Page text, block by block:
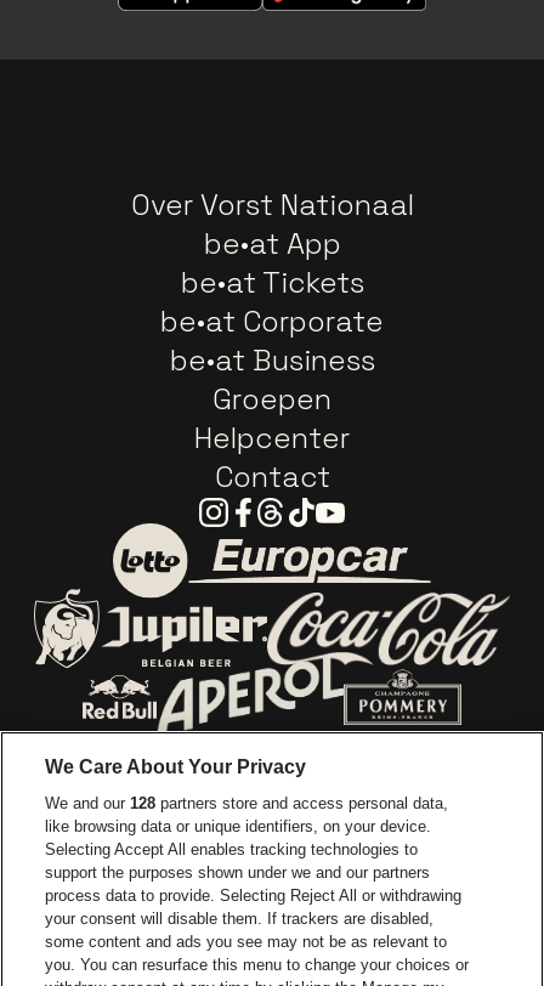
Over Vorst Nationaal
be•at App
be•at Tickets
be•at Corporate
be•at Business
Groepen
Helpcenter
Contact
Instagram
Facebook
Threads
TiktokYoutube
Ga naar de website van Lotto
Ga naar de website van
Ga naar de website van JupilerGa naar de
Ga naar de website van Red BullGa naar de
Ga naar de website van Het logo van
Ga naar de
Ga naar de website van Croky
Ga naar de website van
Ga naar de website van Le Soir
Ga naar de
We Care About Your Privacy
We and our128 partners store and access personal data,
like browsing data or unique identifiers, on your device.
Selecting Accept All enables tracking technologies to
support the purposes shown under we and our partners
process data to provide. Selecting Reject All or withdrawing
your consent will disable them. If trackers are disabled,
some content and ads you see may not be as relevant to
you. You can resurface this menu to change your choices or